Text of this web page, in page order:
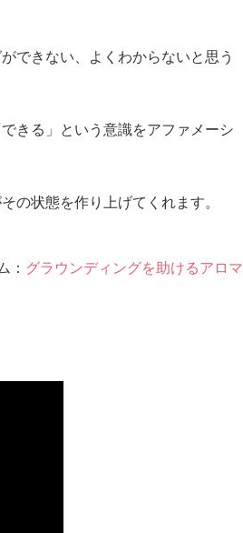
できない、よくわからないと思う
きる」という意識をアファメーシ
の状態を作り上げてくれます。
： グラウンディングを助けるアロマ